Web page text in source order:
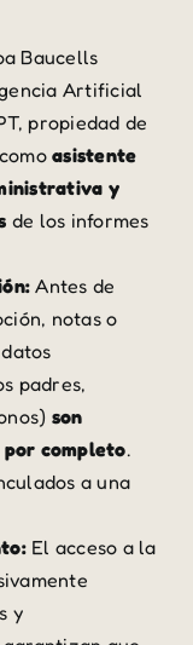
Baucells
Artificial
propiedad de
asistente
y
de los informes
Antes de
notas o
padres,
son
por completo.
a una
El acceso a la
y